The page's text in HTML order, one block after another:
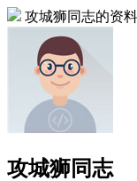
攻城狮同志的资料
攻城狮同志